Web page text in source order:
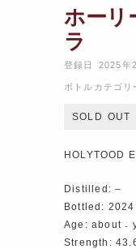
ホーリ
ラ
登録日 2025年
ボトルカテゴリ
SOLD OUT
HOLYTOOD
Distilled: –
Bottled: 2024
Age: about ₋
Strength: